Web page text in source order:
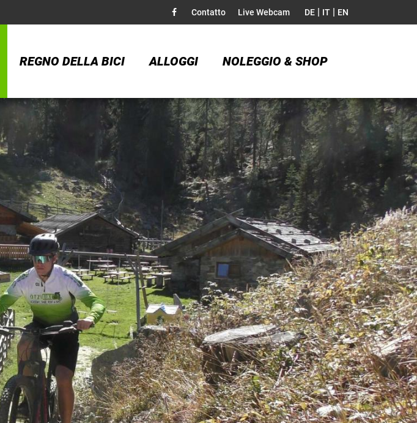
Contatto Live Webcam DE | IT | EN
REGNO DELLA BICI ALLOGGI NOLEGGIO & SHOP